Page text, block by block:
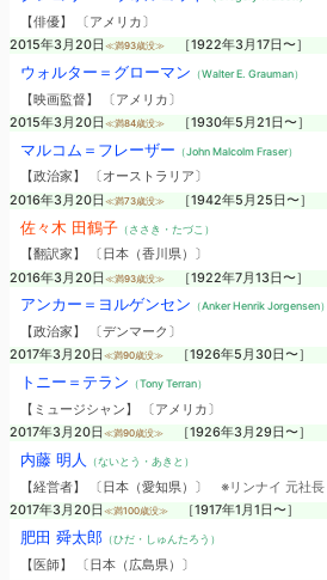
【俳優】 〔アメリカ〕
2015年3月20日 ≪満93歳没≫ ［1922年3月17日〜］
ウォルター＝グローマン （Walter E. Grauman）
【映画監督】 〔アメリカ〕
2015年3月20日 ≪満84歳没≫ ［1930年5月21日〜］
マルコム＝フレーザー （John Malcolm Fraser）
【政治家】 〔オーストラリア〕
2016年3月20日 ≪満73歳没≫ ［1942年5月25日〜］
佐々木 田鶴子（ささき・たづこ）
【翻訳家】 〔日本（香川県）〕
2016年3月20日 ≪満93歳没≫ ［1922年7月13日〜］
アンカー＝ヨルゲンセン （Anker Henrik Jorgensen）
【政治家】 〔デンマーク〕
2017年3月20日 ≪満90歳没≫ ［1926年5月30日〜］
トニー＝テラン （Tony Terran）
【ミュージシャン】 〔アメリカ〕
2017年3月20日 ≪満90歳没≫ ［1926年3月29日〜］
内藤 明人 （ないとう・あきと）
【経営者】 〔日本（愛知県）〕 ※リンナイ 元社長
2017年3月20日 ≪満100歳没≫ ［1917年1月1日〜］
肥田 舜太郎（ひだ・しゅんたろう）
【医師】 〔日本（広島県）〕